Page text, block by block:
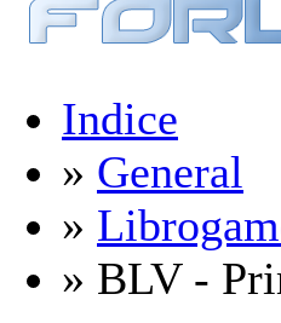
Indice
» General
»
» BLV -